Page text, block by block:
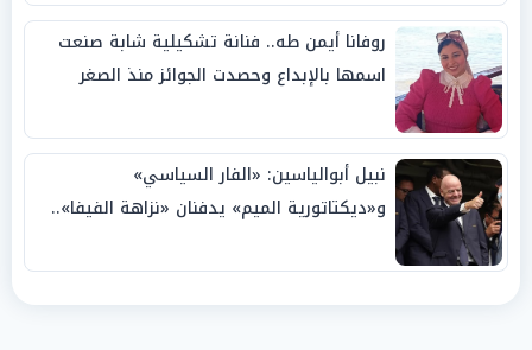
روفانا أيمن طه.. فنانة تشكيلية شابة صنعت
اسمها بالإبداع وحصدت الجوائز منذ الصغر
نبيل أبوالياسين: «الفار السياسي»
و«ديكتاتورية الميم» يدفنان «نزاهة الفيفا»..